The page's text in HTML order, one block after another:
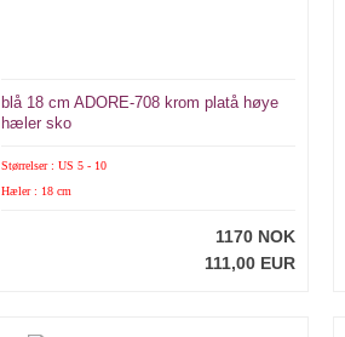
blå 18 cm ADORE-708 krom platå høye
hæler sko
Størrelser : US 5 - 10
Hæler : 18 cm
1170 NOK
111,00 EUR